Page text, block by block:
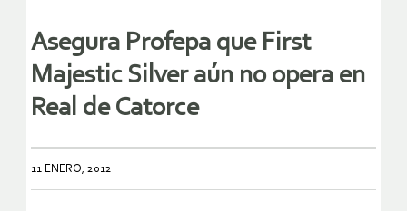
Asegura Profepa que First
Majestic Silver aún no opera en
Real de Catorce
11 ENERO, 2012